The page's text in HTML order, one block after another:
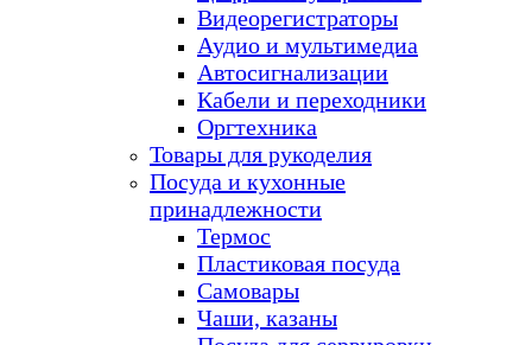
Видеорегистраторы
Аудио и мультимедиа
Автосигнализации
Кабели и переходники
Оргтехника
Товары для рукоделия
Посуда и кухонные
принадлежности
Термос
Пластиковая посуда
Самовары
Чаши, казаны